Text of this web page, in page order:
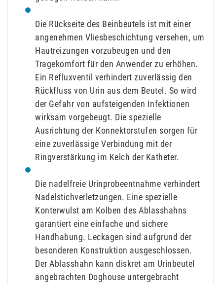
Die Rückseite des Beinbeutels ist mit einer
angenehmen Vliesbeschichtung versehen, um
Hautreizungen vorzubeugen und den
Tragekomfort für den Anwender zu erhöhen.
Ein Refluxventil verhindert zuverlässig den
Rückfluss von Urin aus dem Beutel. So wird
der Gefahr von aufsteigenden Infektionen
wirksam vorgebeugt. Die spezielle
Ausrichtung der Konnektorstufen sorgen für
eine zuverlässige Verbindung mit der
Ringverstärkung im Kelch der Katheter.
Die nadelfreie Urinprobeentnahme verhindert
Nadelstichverletzungen. Eine spezielle
Konterwulst am Kolben des Ablasshahns
garantiert eine einfache und sichere
Handhabung. Leckagen sind aufgrund der
besonderen Konstruktion ausgeschlossen.
Der Ablasshahn kann diskret am Urinbeutel
angebrachten Doghouse untergebracht